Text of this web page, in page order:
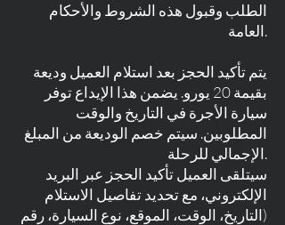
الطلب وقبول هذه الشروط والأحكام
العامة.
يتم تأكيد الحجز بعد استلام العميل وديعة
بقيمة 20 يورو. يضمن هذا الإيداع توفر
سيارة الأجرة في التاريخ والوقت
المطلوبين. سيتم خصم الوديعة من المبلغ
الإجمالي للرحلة.
سيتلقى العميل تأكيد الحجز عبر البريد
الإلكتروني، مع تحديد تفاصيل الاستلام
(التاريخ، الوقت، الموقع، نوع السيارة، رقم